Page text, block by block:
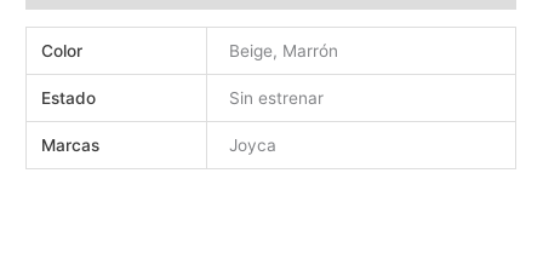
Color Beige, Marrón
Estado Sin estrenar
Marcas Joyca